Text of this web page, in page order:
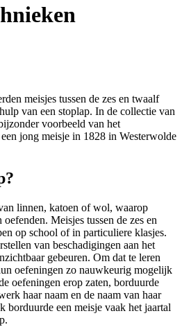
meisjes tussen de zes en twaalf
van een stoplap. In de collectie van
voorbeeld van het
jong meisje in 1828 in Westerwolde
linnen, katoen of wol, waarop
Meisjes tussen de zes en
op school of in particuliere klasjes.
van beschadigingen aan het
gebeuren. Om dat te leren
oefeningen zo nauwkeurig mogelijk
oefeningen erop zaten, borduurde
haar naam en de naam van haar
borduurde een meisje vaak het jaartal